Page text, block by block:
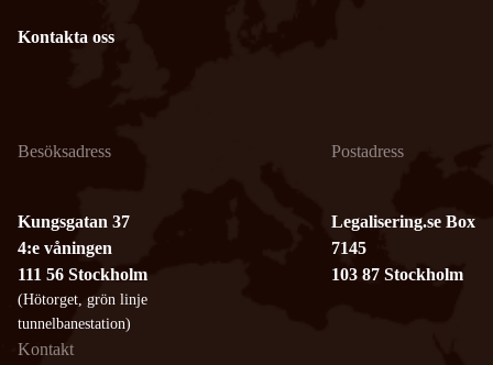
Kontakta oss
Besöksadress
Kungsgatan 37
4:e våningen
111 56 Stockholm
(Hötorget, grön linje
tunnelbanestation)
Postadress
Legalisering.se Box
7145
103 87 Stockholm
Kontakt